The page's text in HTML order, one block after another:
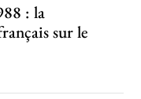
: la
sur le